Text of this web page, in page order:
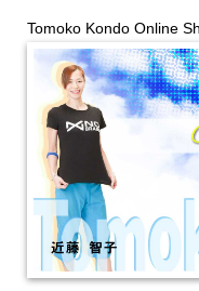
Tomoko Kondo Online